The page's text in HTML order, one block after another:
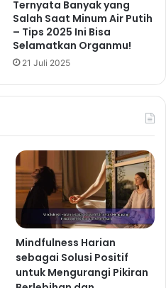
Ternyata Banyak yang
Salah Saat Minum Air Putih
– Tips 2025 Ini Bisa
Selamatkan Organmu!
21 Juli 2025
Mindfulness Harian
sebagai Solusi Positif
untuk Mengurangi Pikiran